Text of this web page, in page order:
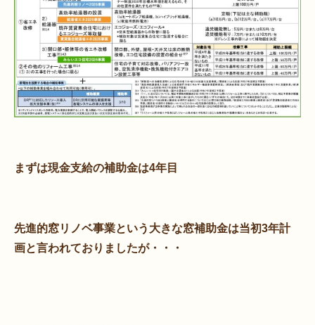
まずは現金支給の補助金は4年目
先進的窓リノベ事業という大きな窓補助金は当初3年計
画と言われておりましたが・・・